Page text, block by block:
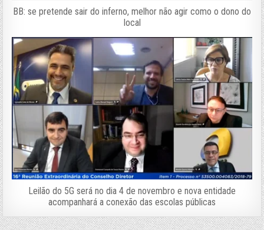
BB: se pretende sair do inferno, melhor não agir como o dono do
local
Leilão do 5G será no dia 4 de novembro e nova entidade
acompanhará a conexão das escolas públicas